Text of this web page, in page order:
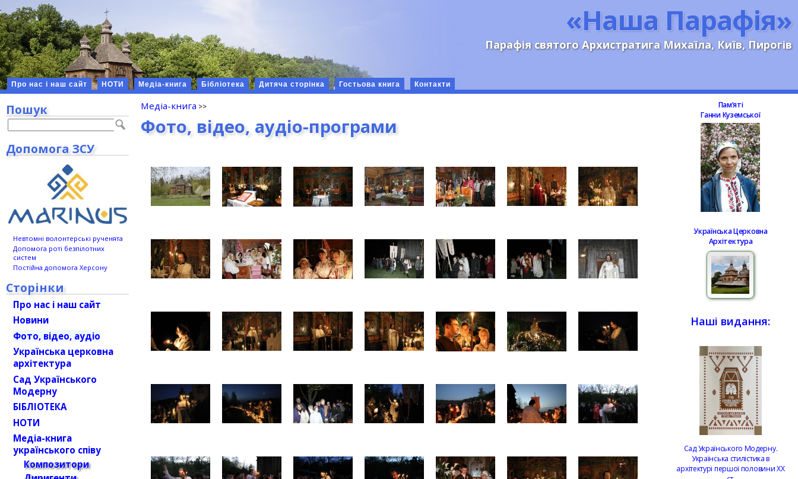
«Наша Парафія»
Парафія святого Архистратига Михаїла, Київ, Пирогів
Про нас і наш сайт НОТИ Медіа-книга Бібліотека Дитяча сторінка Гостьова книга Контакти
Медіа-книга
Фото, відео, аудіо-програми
Пошук
Допомога ЗСУ
Невтомні волонтерські рученята
Допомога роті безпілотних
систем
Постійна допомога Херсону
Сторінки
Про нас і наш сайт
Новини
Фото, відео, аудіо
Українська церковна
архітектура
Сад Українського
Модерну
БІБЛІОТЕКА
НОТИ
Медіа-книга
українського співу
Композитори
Памʼяті
Ганни Куземської
Українська Церковна
Архітектура
Наші видання:
Сад Українського Модерну.
Українська стилістика в
архітектурі першої половини ХХ